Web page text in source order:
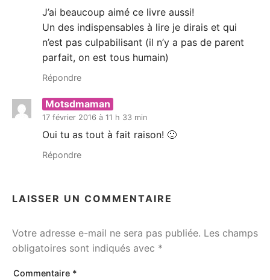
J’ai beaucoup aimé ce livre aussi!
Un des indispensables à lire je dirais et qui
n’est pas culpabilisant (il n’y a pas de parent
parfait, on est tous humain)
Répondre
Motsdmaman
17 février 2016 à 11 h 33 min
Oui tu as tout à fait raison! 🙂
Répondre
LAISSER UN COMMENTAIRE
Votre adresse e-mail ne sera pas publiée. Les champs
obligatoires sont indiqués avec *
Commentaire *